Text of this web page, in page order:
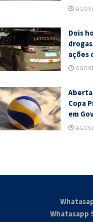
Dois
ações
Copa
em
Whatasapp